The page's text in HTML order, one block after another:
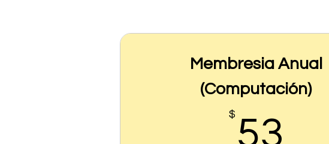
Membresia Anual
(Computación)
$ 53